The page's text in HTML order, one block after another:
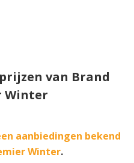
van Brand
Winter
aanbiedingen bekend
Winter.